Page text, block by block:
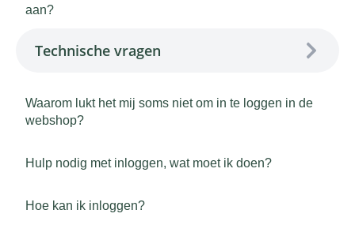
aan?
Technische vragen
Waarom lukt het mij soms niet om in te loggen in de
webshop?
Hulp nodig met inloggen, wat moet ik doen?
Hoe kan ik inloggen?